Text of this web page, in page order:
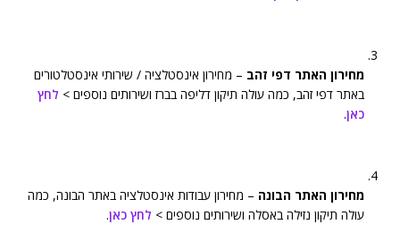
מחירון האתר דפי זהב – מחירון אינסטלציה / שירותי אינסטלטורים
באתר דפי זהב, כמה עולה תיקון דליפה בברז ושירותים נוספים > לחץ
כאן.
מחירון האתר הבונה – מחירון עבודות אינסטלציה באתר הבונה, כמה
עולה תיקון נזילה באסלה ושירותים נוספים > לחץ כאן.